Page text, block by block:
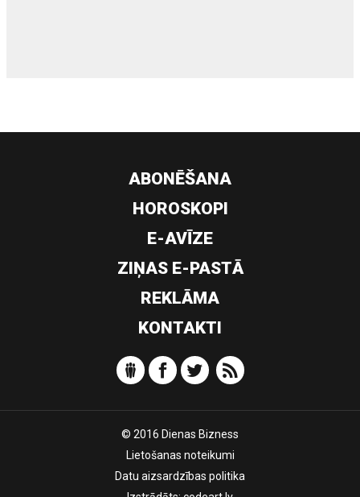
ABONĒŠANA
HOROSKOPI
E-AVĪZE
ZIŅAS E-PASTĀ
REKLĀMA
KONTAKTI
© 2016 Dienas Bizness
Lietošanas noteikumi
Datu aizsardzības politika